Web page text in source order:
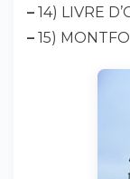
– 14) LIVRE
– 15)